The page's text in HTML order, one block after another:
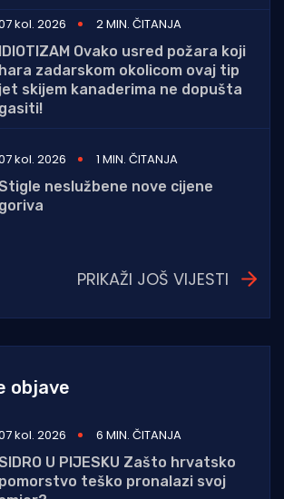
kol. 2026
2 MIN. ČITANJA
IDIOTIZAM Ovako usred požara koji
hara zadarskom okolicom ovaj tip
jet skijem kanaderima ne dopušta
gasiti!
kol. 2026
1 MIN. ČITANJA
neslužbene nove cijene
goriva
PRIKAŽI JOŠ VIJESTI
objave
kol. 2026
6 MIN. ČITANJA
U PIJESKU Zašto hrvatsko
pomorstvo teško pronalazi svoj